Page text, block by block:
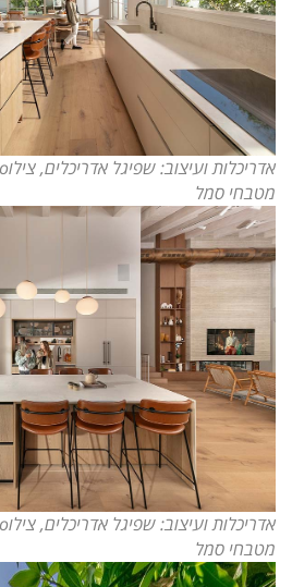
מטבחי סמל
מטבחי סמל